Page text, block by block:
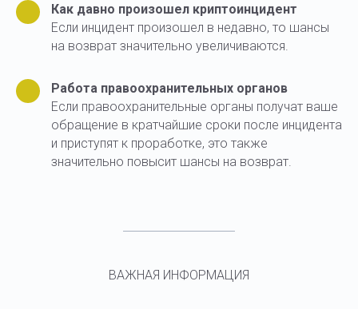
Как давно произошел криптоинцидент
Если инцидент произошел в недавно, то шансы
на возврат значительно увеличиваются.
Работа правоохранительных органов
Если правоохранительные органы получат ваше
обращение в кратчайшие сроки после инцидента
и приступят к проработке, это также
значительно повысит шансы на возврат.
ВАЖНАЯ ИНФОРМАЦИЯ